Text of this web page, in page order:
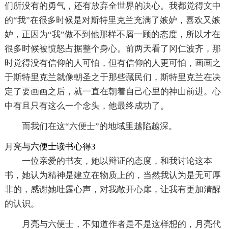
们所没有的勇气，还有放弃全世界的决心。我都觉得文中
的“我”在很多时候是对斯特里克兰充满了嫉妒，喜欢又嫉
妒，正因为“我”做不到他那样不屑一顾的态度，所以才在
很多时候被愤怒占据整个身心。前两天看了冈仁波齐，那
时觉得没有信仰的人可怕，但有信仰的人更可怕，画画之
于斯特里克兰就像朝圣之于那些藏民们，斯特里克兰在决
定了要画画之后，就一直在朝着自己心里的神山前进。心
中有且只有这么一个念头，他最终成功了。
而我们在这“六便士”的地域里越陷越深。
月亮与六便士读书心得3
一位亲爱的书友，她以辩证的态度，和我讨论这本
书，她认为精神是建立在物质上的，当然我认为是无可厚
非的，感谢她吐露心声，对我敞开心扉，让我有更加清醒
的认识。
月亮与六便士，不知道作者是不是这样想的，月亮代